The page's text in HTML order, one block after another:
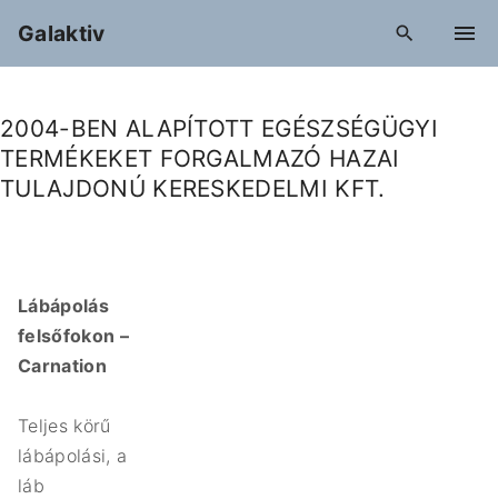
i
t
o
c
Galaktiv
2004-BEN ALAPÍTOTT EGÉSZSÉGÜGYI
TERMÉKEKET FORGALMAZÓ HAZAI
TULAJDONÚ KERESKEDELMI KFT.
Lábápolás
felsőfokon –
Carnation
Teljes körű
lábápolási, a
láb